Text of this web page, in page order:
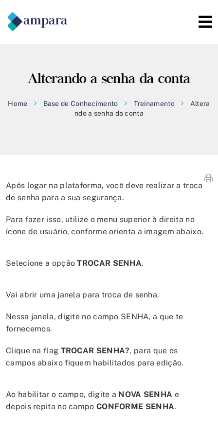
Alterando a senha da conta
Home Base de Conhecimento Treinamento
Altera
ndo a senha da conta
Após logar na plataforma, você deve realizar a troca
de senha para a sua segurança.
Para fazer isso, utilize o menu superior à direita no
ícone de usuário, conforme orienta a imagem abaixo.
Selecione a opçãoTROCAR SENHA.
Vai abrir uma janela para troca de senha.
Nessa janela, digite no campo SENHA, a que te
fornecemos.
Clique na flag TROCAR SENHA?, para que os
campos abaixo fiquem habilitados para edição.
Ao habilitar o campo, digite a NOVA SENHA e
depois repita no campo CONFORME SENHA.